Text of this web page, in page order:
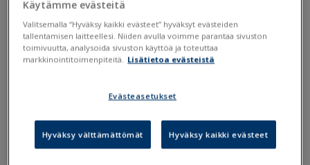
Arviointiyhteenveto
Koosteet
Arviointi
Arviointiyhteenvedosta nähdään nopeasti kaikki tietyn kurssin
suorittaneet, tietyn arvosanan saaneet tai tietyn opettajan
opiskelijat. Tulosteessa kerrotaan suoritusmäärät kursseittain,
miesten ja naisten määrä tarkasteltavassa ryhmässä sekä
Käytämme evästeitä
Valitsemalla “Hyväksy kaikki evästeet” hyväksyt evästeiden
tallentamisen laitteellesi. Niiden avulla voimme parantaa sivuston
toimivuutta, analysoida sivuston käyttöä ja toteuttaa
markkinointitoimenpiteitä. Lisätietoa evästeistä
Evästeasetukset
Hyväksy välttämättömät Hyväksy kaikki evästeet